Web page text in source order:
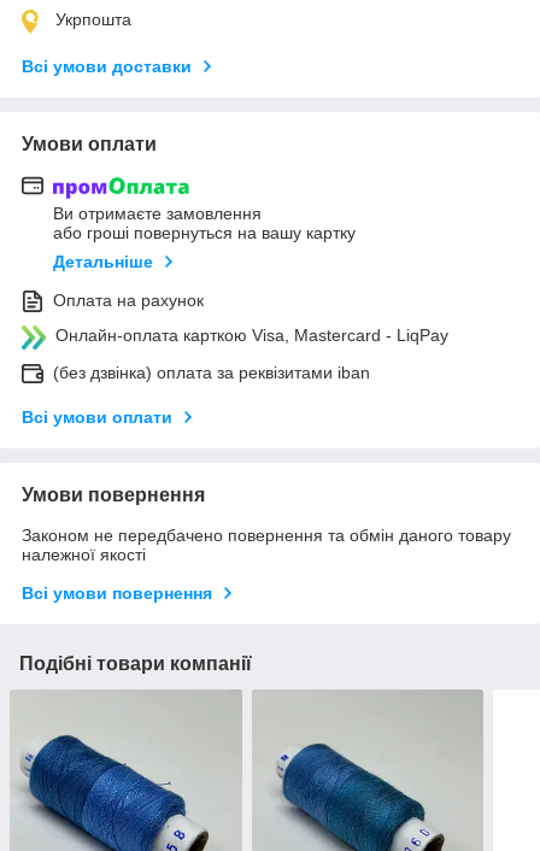
Укрпошта
Всі умови доставки
Умови оплати
Ви отримаєте замовлення
або гроші повернуться на вашу картку
Детальніше
Оплата на рахунок
Онлайн-оплата карткою Visa, Mastercard - LiqPay
(без дзвінка) оплата за реквізитами iban
Всі умови оплати
Умови повернення
Законом не передбачено повернення та обмін даного товару
належної якості
Всі умови повернення
Подібні товари компанії